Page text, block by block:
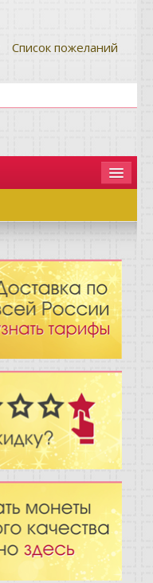
Список пожеланий